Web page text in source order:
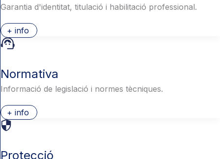
Garantia d'identitat, titulació i habilitació professional.
+ info
Normativa
Informació de legislació i normes tècniques.
+ info
Protecció